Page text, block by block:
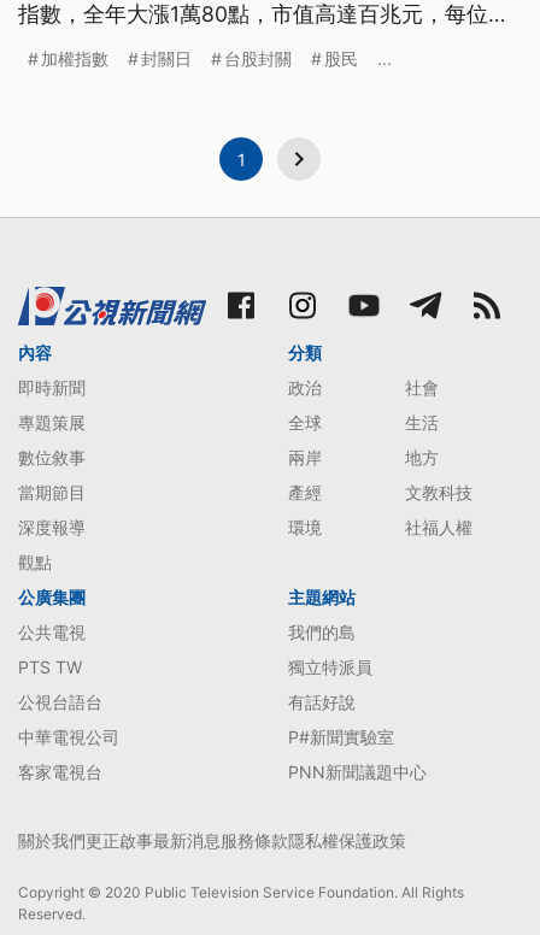
指數，全年大漲1萬80點，市值高達百兆元，每位股
待在新的一年，台股挑戰4萬點。
加權指數 封關日 台股封關 股民 ...
1
內容
即時新聞
專題策展
數位敘事
當期節目
深度報導
觀點
分類
政治
社會
全球
生活
兩岸
地方
產經
文教科技
環境
社福人權
公廣集團
公共電視
PTS TW
公視台語台
中華電視公司
客家電視台
主題網站
我們的島
獨立特派員
有話好說
P#新聞實驗室
PNN新聞議題中心
關於我們更正啟事最新消息服務條款隱私權保護政策
Copyright © 2020 Public Television Service Foundation. All Rights
Reserved.